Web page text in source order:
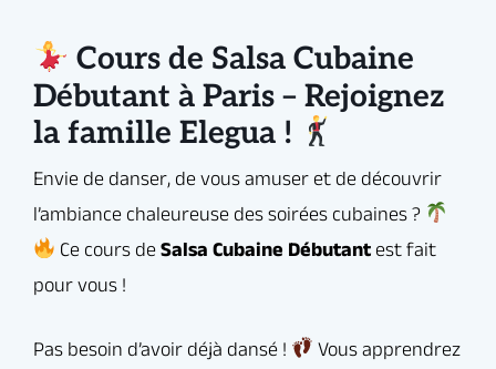
Cours de Salsa Cubaine
Débutant à Paris – Rejoignez
la famille Elegua !
Pas besoin d’avoir déjà dansé !
les bases de la salsa dans une ambiance conviviale
et bienveillante.
Au programme :
Premières figures en couple et en
rueda (ronde cubaine)
Sourires, rires et bonne humeur